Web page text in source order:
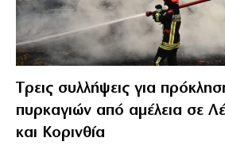
Tρεις συλλήψεις για
πυρκαγιών από αμέλεια σε
και Κορινθία